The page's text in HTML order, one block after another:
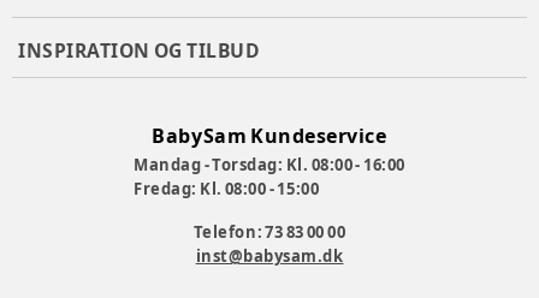
INSPIRATION OG TILBUD
BabySam Kundeservice
Mandag - Torsdag: Kl. 08:00 - 16:00
Fredag: Kl. 08:00 - 15:00
Telefon: 73 83 00 00
inst@babysam.dk